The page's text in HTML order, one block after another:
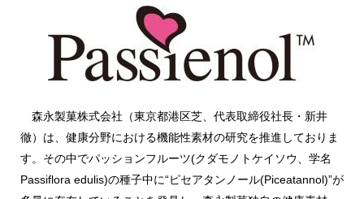
森永製菓株式会社（東京都港区芝、代表取締役社長・新井
徹）は、健康分野における機能性素材の研究を推進しておりま
す。その中でパッションフルーツ(クダモノトケイソウ、学名
Passiflora edulis)の種子中に“ピセアタンノール(Piceatannol)”が